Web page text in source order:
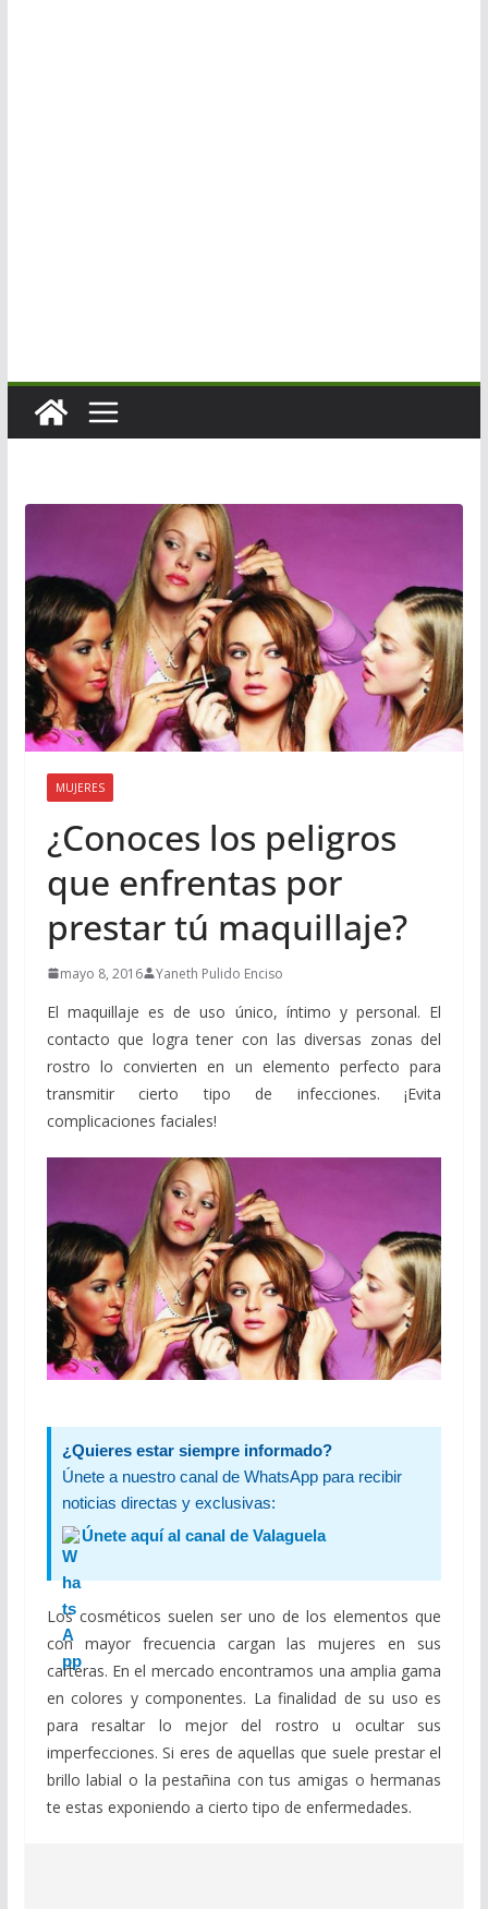
MUJERES
¿Conoces los peligros
que enfrentas por
prestar tú maquillaje?
mayo 8, 2016 Yaneth Pulido Enciso
El maquillaje es de uso único, íntimo y personal. El
contacto que logra tener con las diversas zonas del
rostro lo convierten en un elemento perfecto para
transmitir cierto tipo de infecciones. ¡Evita
complicaciones faciales!
¿Quieres estar siempre informado?
Únete a nuestro canal de WhatsApp para recibir
noticias directas y exclusivas:
Únete aquí al canal de Valaguela
Los cosméticos suelen ser uno de los elementos que
con mayor frecuencia cargan las mujeres en sus
carteras. En el mercado encontramos una amplia gama
en colores y componentes. La finalidad de su uso es
para resaltar lo mejor del rostro u ocultar sus
imperfecciones. Si eres de aquellas que suele prestar el
brillo labial o la pestañina con tus amigas o hermanas
te estas exponiendo a cierto tipo de enfermedades.